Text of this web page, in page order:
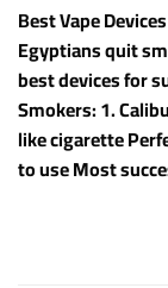
Best Vape
Egyptians quit
best devices for
Smokers: 1.
like cigarette
to use Most